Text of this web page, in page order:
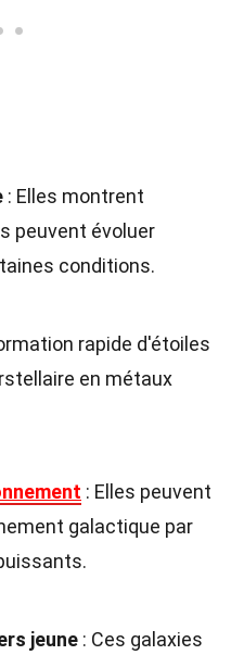
: Elles montrent
peuvent évoluer
conditions.
rapide d'étoiles
en métaux
: Elles peuvent
galactique par
jeune : Ces galaxies